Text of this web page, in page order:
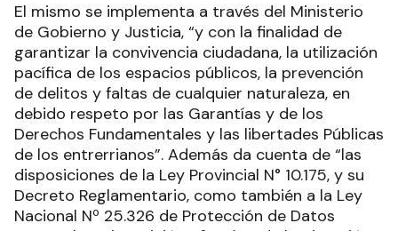
El mismo se implementa a través del Ministerio
de Gobierno y Justicia, “y con la finalidad de
garantizar la convivencia ciudadana, la utilización
pacífica de los espacios públicos, la prevención
de delitos y faltas de cualquier naturaleza, en
debido respeto por las Garantías y de los
Derechos Fundamentales y las libertades Públicas
de los entrerrianos”. Además da cuenta de “las
disposiciones de la Ley Provincial N° 10.175, y su
Decreto Reglamentario, como también a la Ley
Nacional Nº 25.326 de Protección de Datos